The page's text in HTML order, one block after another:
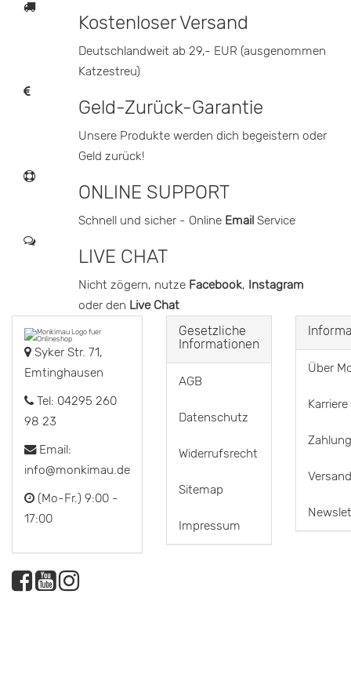
Kostenloser Versand
Deutschlandweit ab 29,- EUR (ausgenommen
Katzestreu)
Geld-Zurück-Garantie
Unsere Produkte werden dich begeistern oder
Geld zurück!
ONLINE SUPPORT
Schnell und sicher - Online Email Service
LIVE CHAT
Nicht zögern, nutze Facebook, Instagram
oder den Live Chat
Syker Str. 71,
Emtinghausen
Tel: 04295 260
98 23
Email:
info@monkimau.de
(Mo-Fr.) 9:00 -
17:00
Gesetzliche
Informationen
AGB
Datenschutz
Widerrufsrecht
Sitemap
Impressum
Über
Karriere